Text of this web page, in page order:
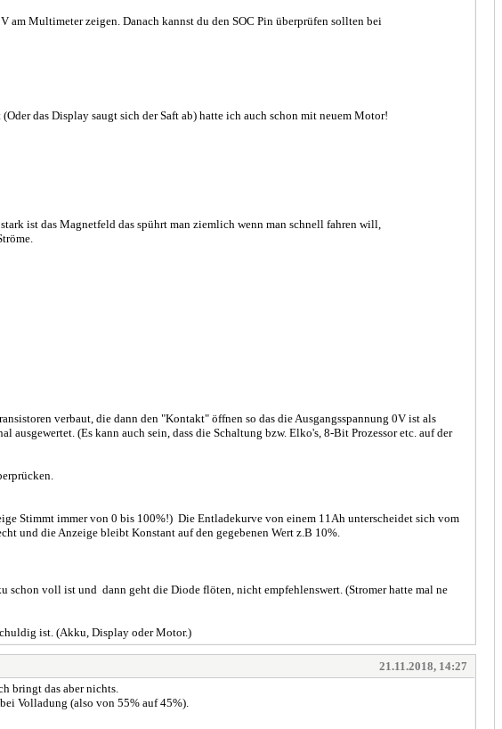
Multimeter zeigen. Danach kannst du den SOC Pin überprüfen sollten bei
das Display saugt sich der Saft ab) hatte ich auch schon mit neuem Motor!
ist das Magnetfeld das spührt man ziemlich wenn man schnell fahren will,
verbaut, die dann den "Kontakt" öffnen so das die Ausgangsspannung 0V ist als
(Es kann auch sein, dass die Schaltung bzw. Elko's, 8-Bit Prozessor etc. auf der
Stimmt immer von 0 bis 100%!) Die Entladekurve von einem 11Ah unterscheidet sich vom
und die Anzeige bleibt Konstant auf den gegebenen Wert z.B 10%.
voll ist und dann geht die Diode flöten, nicht empfehlenswert. (Stromer hatte mal ne
ist. (Akku, Display oder Motor.)
21.11.2018, 14:27
bringt das aber nichts.
Volladung (also von 55% auf 45%).